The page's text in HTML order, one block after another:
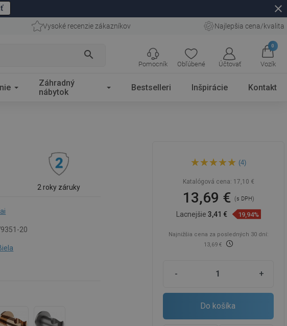
close
Vysoké recenzie zákazníkov Najlepšia cena/kvalita
search
Obľúbené Účtovať
0
Vozík
Pomocník
Záhradný
nábytok
Bestselleri Inšpirácie Kontakt
2 roky záruky
20
Mexen Kai sprchový držiak,
biely - 79351-20
(4)
Katalógová cena: 17,10 €
13,69 € (s DPH)
Lacnejšie3,41 € 19,94%
Najnižšia cena za posledných 30 dní:
13,69 €
- +
Do košíka